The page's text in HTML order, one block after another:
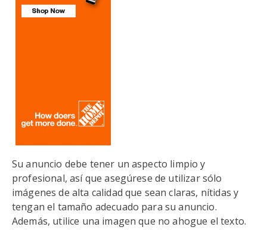
Su anuncio debe tener un aspecto limpio y
profesional, así que asegúrese de utilizar sólo
imágenes de alta calidad que sean claras, nítidas y
tengan el tamaño adecuado para su anuncio.
Además, utilice una imagen que no ahogue el texto.